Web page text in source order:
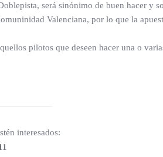
será sinónimo de buen hacer y
Valenciana, por lo que la
pilotos que deseen hacer una o
interesados: